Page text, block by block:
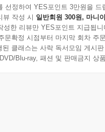
선정하여 YES포인트 3만원을 드
뷰 작성 시 일반회원 300원, 마니
성한 리뷰만 YES포인트 지급됩니
문확정 시점부터 마지막 회차 주
클래스는 사락 독서모임 게시
Blu-ray, 패션 및 판매금지 상